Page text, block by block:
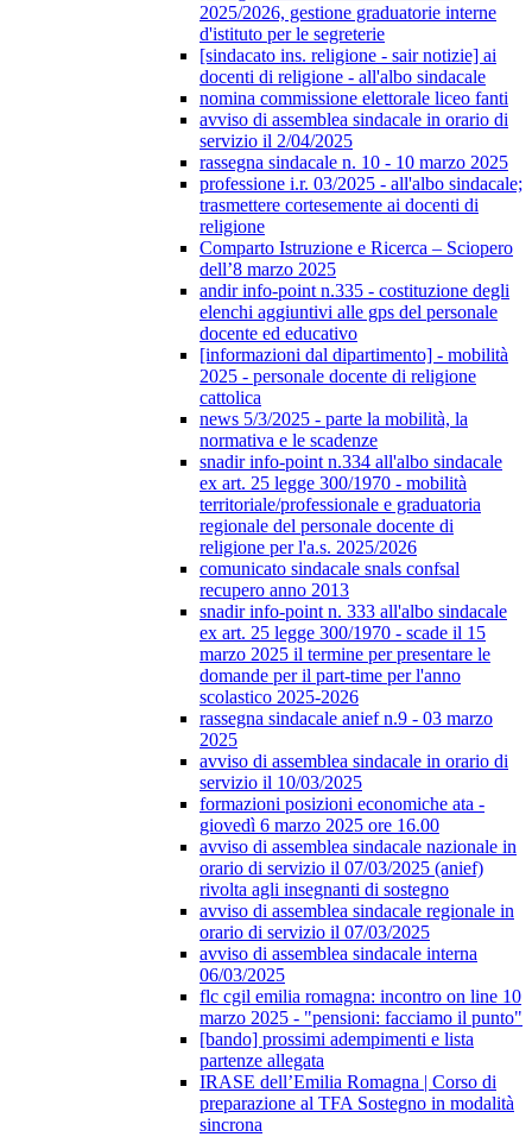
2025/2026, gestione graduatorie interne
d'istituto per le segreterie
[sindacato ins. religione - sair notizie] ai
docenti di religione - all'albo sindacale
nomina commissione elettorale liceo fanti
avviso di assemblea sindacale in orario di
servizio il 2/04/2025
rassegna sindacale n. 10 - 10 marzo 2025
professione i.r. 03/2025 - all'albo sindacale;
trasmettere cortesemente ai docenti di
religione
Comparto Istruzione e Ricerca – Sciopero
dell’8 marzo 2025
andir info-point n.335 - costituzione degli
elenchi aggiuntivi alle gps del personale
docente ed educativo
[informazioni dal dipartimento] - mobilità
2025 - personale docente di religione
cattolica
news 5/3/2025 - parte la mobilità, la
normativa e le scadenze
snadir info-point n.334 all'albo sindacale
ex art. 25 legge 300/1970 - mobilità
territoriale/professionale e graduatoria
regionale del personale docente di
religione per l'a.s. 2025/2026
comunicato sindacale snals confsal
recupero anno 2013
snadir info-point n. 333 all'albo sindacale
ex art. 25 legge 300/1970 - scade il 15
marzo 2025 il termine per presentare le
domande per il part-time per l'anno
scolastico 2025-2026
rassegna sindacale anief n.9 - 03 marzo
2025
avviso di assemblea sindacale in orario di
servizio il 10/03/2025
formazioni posizioni economiche ata -
giovedì 6 marzo 2025 ore 16.00
avviso di assemblea sindacale nazionale in
orario di servizio il 07/03/2025 (anief)
rivolta agli insegnanti di sostegno
avviso di assemblea sindacale regionale in
orario di servizio il 07/03/2025
avviso di assemblea sindacale interna
06/03/2025
flc cgil emilia romagna: incontro on line 10
marzo 2025 - "pensioni: facciamo il punto"
[bando] prossimi adempimenti e lista
partenze allegata
IRASE dell’Emilia Romagna | Corso di
preparazione al TFA Sostegno in modalità
sincrona